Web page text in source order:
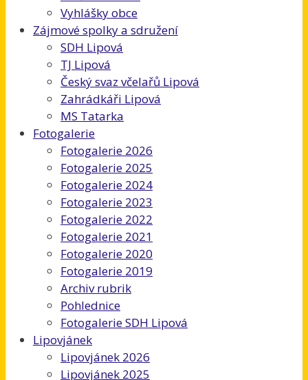
Vyhlášky obce
Zájmové spolky a sdružení
SDH Lipová
TJ Lipová
Český svaz včelařů Lipová
Zahrádkáři Lipová
MS Tatarka
Fotogalerie
Fotogalerie 2026
Fotogalerie 2025
Fotogalerie 2024
Fotogalerie 2023
Fotogalerie 2022
Fotogalerie 2021
Fotogalerie 2020
Fotogalerie 2019
Archiv rubrik
Pohlednice
Fotogalerie SDH Lipová
Lipovjánek
Lipovjánek 2026
Lipovjánek 2025